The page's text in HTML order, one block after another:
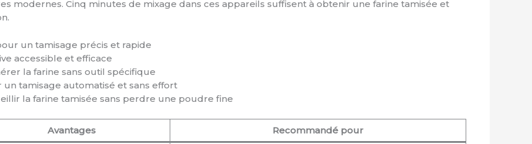
modernes. Cinq minutes de mixage dans ces appareils suffisent à obtenir une farine tamisée et
un tamisage précis et rapide
accessible et efficace
la farine sans outil spécifique
tamisage automatisé et sans effort
la farine tamisée sans perdre une poudre fine
Avantages Recommandé pour